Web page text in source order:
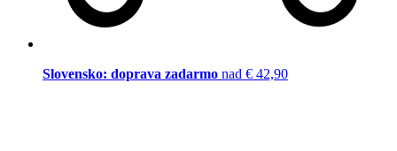
Slovensko: doprava zadarmo nad € 42,90